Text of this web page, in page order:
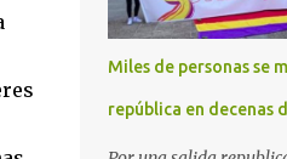
Defex, disuelta. El
describe en su escrito
la empresa pública
ilegales a diversas
Miles de personas se
república en decenas